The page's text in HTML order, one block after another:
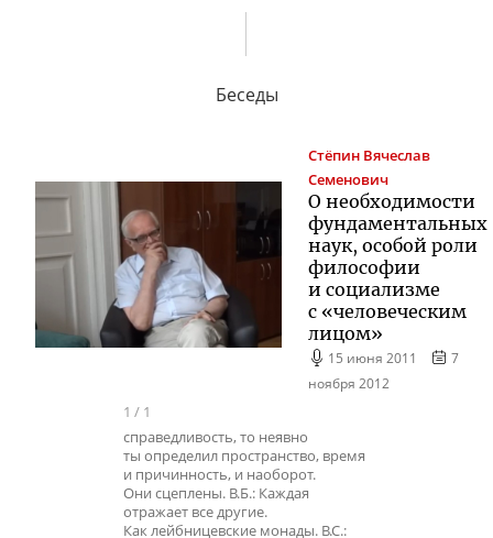
Беседы
Стёпин Вячеслав
Семенович
О необходимости
фундаментальных
наук, особой роли
философии
и социализме
с «человеческим
лицом»
15 июня 2011
7
ноября 2012
1 / 1
справедливость, то неявно
ты определил пространство, время
и причинность, и наоборот.
Они сцеплены. В.Б.: Каждая
отражает все другие.
Как лейбницевские монады. В.С.: